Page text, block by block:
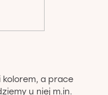
kolorem, a prace
u niej m.in.